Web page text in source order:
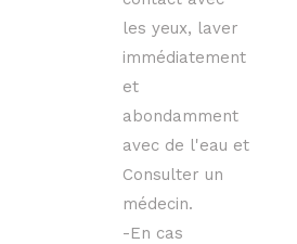
les yeux, laver
immédiatement
et
abondamment
avec de l'eau et
Consulter un
médecin.
-En cas